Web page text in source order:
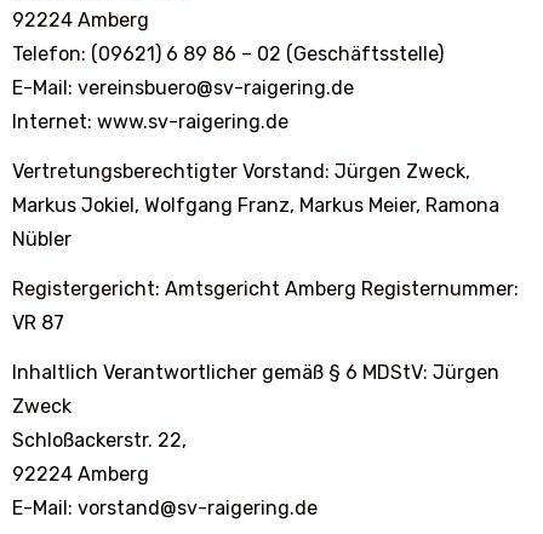
92224 Amberg
Telefon: (09621) 6 89 86 – 02 (Geschäftsstelle)
E-Mail: vereinsbuero@sv-raigering.de
Internet: www.sv-raigering.de
Vertretungsberechtigter Vorstand: Jürgen Zweck,
Markus Jokiel, Wolfgang Franz, Markus Meier, Ramona
Nübler
Registergericht: Amtsgericht Amberg Registernummer:
VR 87
Inhaltlich Verantwortlicher gemäß § 6 MDStV: Jürgen
Zweck
Schloßackerstr. 22,
92224 Amberg
E-Mail: vorstand@sv-raigering.de